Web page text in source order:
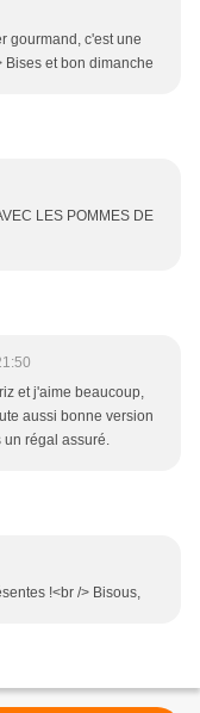
gourmand, c'est une
Bises et bon dimanche
LES POMMES DE
et j'aime beaucoup,
aussi bonne version
un régal assuré.
!<br /> Bisous,